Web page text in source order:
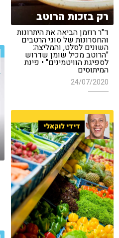
רק בזכות הרוטב
ד"ר רוזמן הביאה את היתרונות
והחסרונות של סוגי הרטבים
השונים לסלט, והמליצה:
"הרוטב מכיל שומן שדרוש
לספיגת הוויטמינים" • פינת
המיתוסים
24/07/2020
דידי לוקאלי